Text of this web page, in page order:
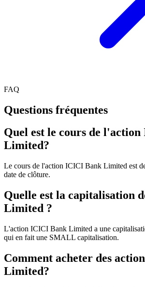
FAQ
Questions fréquentes
Quel est le cours de
Limited?
Le cours de l'action ICICI Bank Limited est
date de clôture.
Quelle est la capitalisation
Limited ?
L'action ICICI Bank Limited a une
qui en fait une SMALL capitalisation.
Comment acheter des
Limited?